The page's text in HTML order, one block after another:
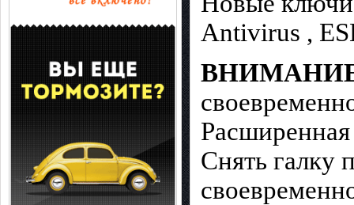
Antivirus ,
Снять галку